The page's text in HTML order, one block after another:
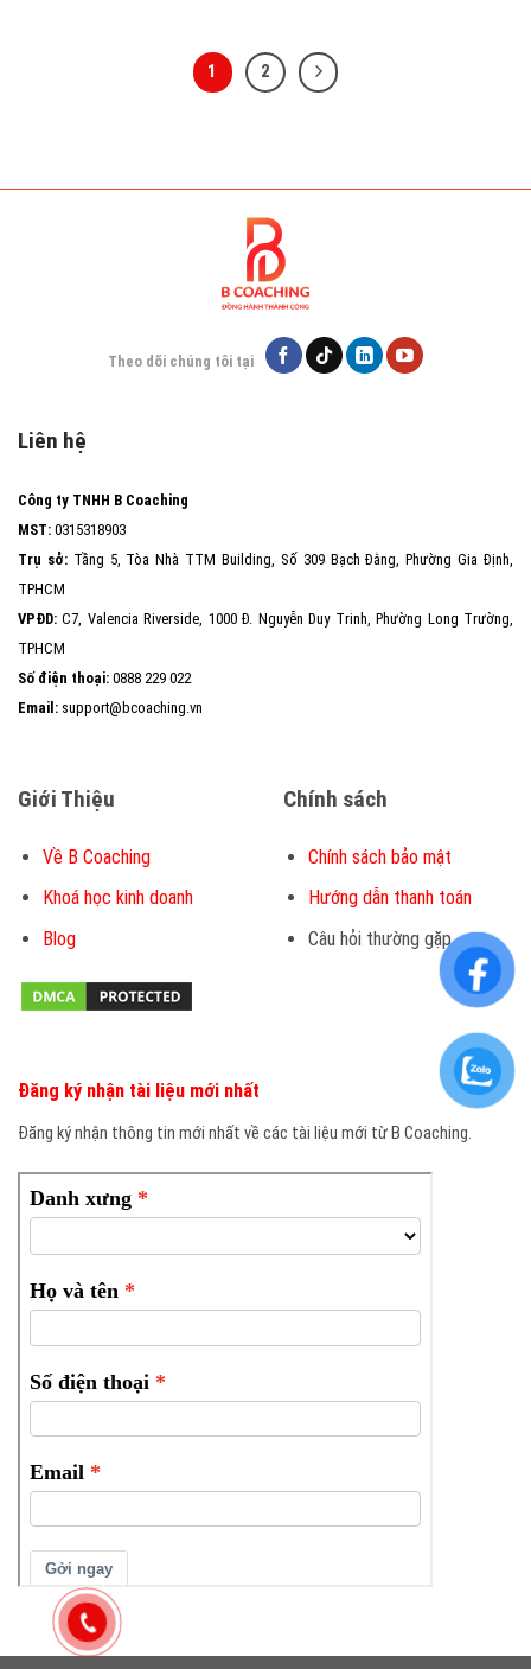
1 2
Theo dõi chúng tôi tại
Liên hệ
Công ty TNHH B Coaching
MST: 0315318903
Trụ sở:Tầng 5, Tòa Nhà TTM Building, Số 309 Bạch Đằng, Phường Gia Định,
TPHCM
VPĐD: C7, Valencia Riverside, 1000 Đ. Nguyễn Duy Trinh, Phường Long Trường,
TPHCM
Số điện thoại: 0888 229 022
Email: support@bcoaching.vn
Giới Thiệu
Về B Coaching
Khoá học kinh doanh
Blog
Chính sách
Chính sách bảo mật
Hướng dẫn thanh toán
Câu hỏi thường gặp
Đăng ký nhận tài liệu mới nhất
Đăng ký nhận thông tin mới nhất về các tài liệu mới từ B Coaching.